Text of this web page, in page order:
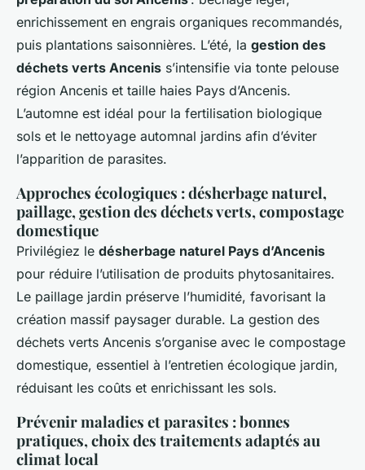
enrichissement en engrais organiques recommandés,
puis plantations saisonnières. L’été, la gestion des
déchets verts Ancenis s’intensifie via tonte pelouse
région Ancenis et taille haies Pays d’Ancenis.
L’automne est idéal pour la fertilisation biologique
sols et le nettoyage automnal jardins afin d’éviter
l’apparition de parasites.
Approches écologiques : désherbage naturel,
paillage, gestion des déchets verts, compostage
domestique
Privilégiez le désherbage naturel Pays d’Ancenis
pour réduire l’utilisation de produits phytosanitaires.
Le paillage jardin préserve l’humidité, favorisant la
création massif paysager durable. La gestion des
déchets verts Ancenis s’organise avec le compostage
domestique, essentiel à l’entretien écologique jardin,
réduisant les coûts et enrichissant les sols.
Prévenir maladies et parasites : bonnes
pratiques, choix des traitements adaptés au
climat local